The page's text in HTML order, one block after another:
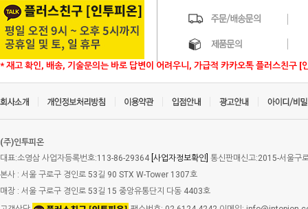
* 재고 확인, 배송, 기술문의는 바로 답변이 어려우니, 가급적 카카오톡 플러스친구 [
(주)인투피온
대표:소영삼 사업자등록번호:113-86-29364 [사업자정보확인] 통신판매신고:2015-서울구
본사 : 서울 구로구 경인로 53길 90 STX W-Tower 1307호
매장 : 서울 구로구 경인로 53길 15 중앙유통단지 다동 4403호